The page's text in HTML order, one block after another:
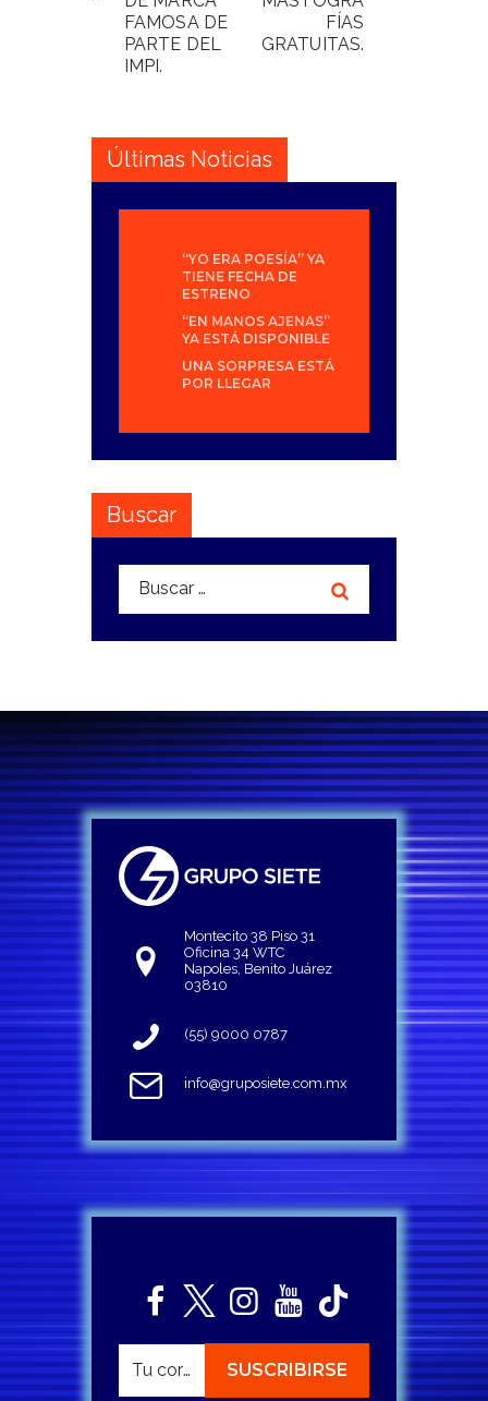
FAMOSA DE
PARTE DEL
IMPI.
FÍAS
GRATUITAS.
Últimas Noticias
“YO ERA POESÍA” YA
TIENE FECHA DE
ESTRENO
“EN MANOS AJENAS”
YA ESTÁ DISPONIBLE
UNA SORPRESA ESTÁ
POR LLEGAR
Buscar
Buscar:
Montecito 38 Piso 31
Oficina 34 WTC
Napoles, Benito Juárez
03810
(55) 9000 0787
info@gruposiete.com.mx